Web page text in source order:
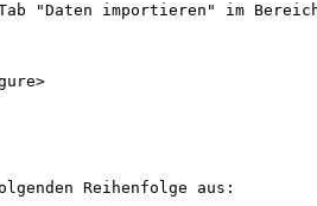
"Daten importieren" im
Reihenfolge aus: